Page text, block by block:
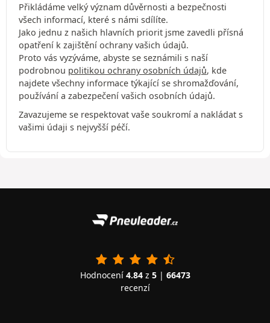
Přikládáme velký význam důvěrnosti a bezpečnosti
všech informací, které s námi sdílíte.
Jako jednu z našich hlavních priorit jsme zavedli přísná
opatření k zajištění ochrany vašich údajů.
Proto vás vyzýváme, abyste se seznámili s naší
podrobnou politikou ochrany osobních údajů, kde
najdete všechny informace týkající se shromažďování,
používání a zabezpečení vašich osobních údajů.
Zavazujeme se respektovat vaše soukromí a nakládat s
vašimi údaji s nejvyšší péčí.
Hodnocení 4.84z 5| 66473
recenzí